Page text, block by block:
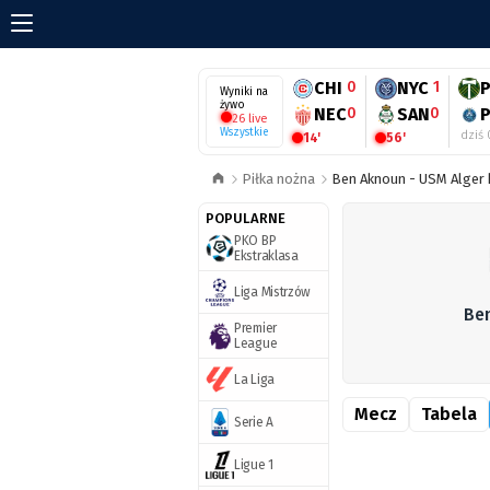
Wyniki na
żywo
26 live
Wszystkie
CHI 0
NEC0
14'
NYC 1
SAN0
56' dziś
Piłka nożna Ben Aknoun - USM
POPULARNE
PKO BP
Ekstraklasa
Liga Mistrzów
Premier
League
La Liga
Serie A
Ligue 1
Mecz Tabela